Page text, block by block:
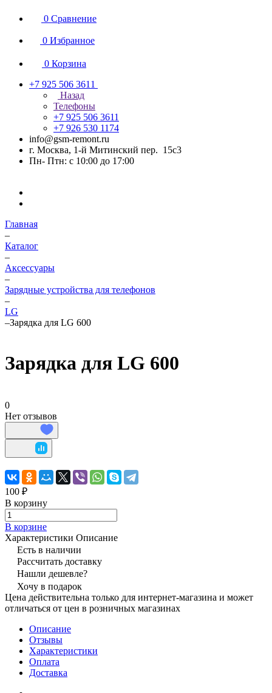
0 Сравнение
0 Избранное
0 Корзина
+7 925 506 3611
Назад
Телефоны
+7 925 506 3611
+7 926 530 1174
info@gsm-remont.ru
г. Москва, 1-й Митинский пер. 15с3
Пн- Птн: с 10:00 до 17:00
Главная
–
Каталог
–
Аксессуары
–
Зарядные устройства для телефонов
–
LG
–Зарядка для LG 600
Зарядка для LG 600
0
Нет отзывов
100 ₽
В корзину
В корзине
Характеристики Описание
Есть в наличии
Рассчитать доставку
Нашли дешевле?
Хочу в подарок
Цена действительна только для интернет-магазина и может
отличаться от цен в розничных магазинах
Описание
Отзывы
Характеристики
Оплата
Доставка